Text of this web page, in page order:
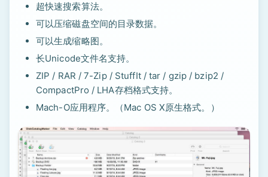
超快速搜索算法。
可以压缩磁盘空间的目录数据。
可以生成缩略图。
长Unicode文件名支持。
ZIP / RAR / 7-Zip / StuffIt / tar / gzip / bzip2 /
CompactPro / LHA存档格式支持。
Mach-O应用程序。（Mac OS X原生格式。）